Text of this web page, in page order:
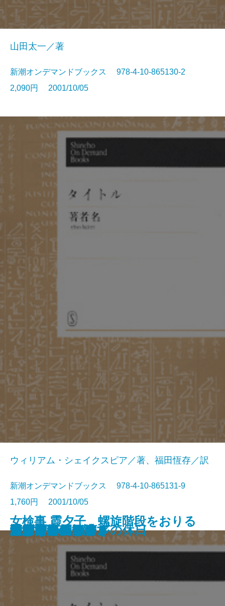
魚河岸ものがたり
恋紅
蔭桔梗
ベティさんの庭
あの夕陽
過越しの祭
紅い陽炎
女検事 霞夕子 螺旋階段をおりる
男
遠くの声を捜して
山田太一／著
新潮オンデマンドブックス 978-4-10-865130-2
2,090円 2001/10/05
リチャード二世
ウィリアム・シェイクスピア／著、福田恆存／訳
新潮オンデマンドブックス 978-4-10-865131-9
1,760円 2001/10/05
みずうみ
片恋・ファウスト
愛について
炉ばたのこおろぎ
田舎司祭の日記
江戸群盗伝
遥かなインパール
いつもと同じ春
東京カウボーイ
リンゴォ・キッドの休日